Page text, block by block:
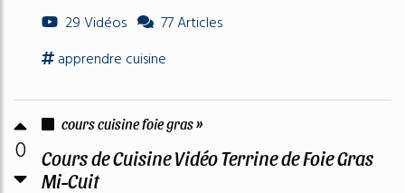
29 Vidéos
77 Articles
apprendre cuisine
0
cours cuisine foie gras »
Cours de Cuisine Vidéo Terrine de Foie Gras
Mi-Cuit